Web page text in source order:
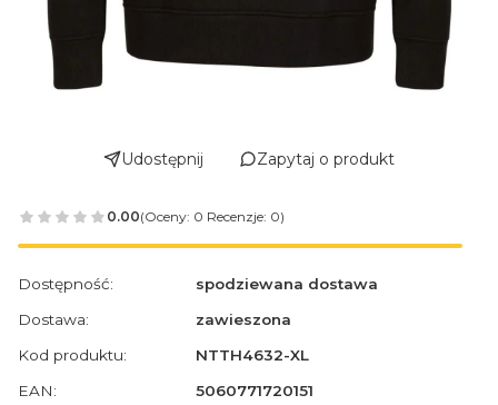
Udostępnij Zapytaj o produkt
0.00(Oceny: 0 Recenzje: 0)
Dostępność:
spodziewana dostawa
Dostawa:
zawieszona
Kod produktu:
NTTH4632-XL
EAN:
5060771720151